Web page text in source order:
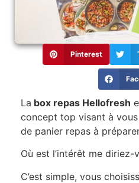
Pinterest
La box repas Hellofresh
concept top visant à
de panier repas à
Où est l’intérêt me diriez-
C’est simple, vous